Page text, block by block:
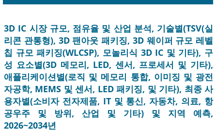
3D IC 시장 규모, 점유율 및 산업 분석, 기술별(TSV(실
리콘 관통형), 3D 팬아웃 패키징, 3D 웨이퍼 규모 레벨
칩 규모 패키징(WLCSP), 모놀리식 3D IC 및 기타), 구
성 요소별(3D 메모리, LED, 센서, 프로세서 및 기타),
애플리케이션별(로직 및 메모리 통합, 이미징 및 광전
자공학, MEMS 및 센서, LED 패키징, 및 기타), 최종 사
용자별(소비자 전자제품, IT 및 통신, 자동차, 의료, 항
공우주 및 방위, 산업 및 기타) 및 지역 예측,
2026~2034년